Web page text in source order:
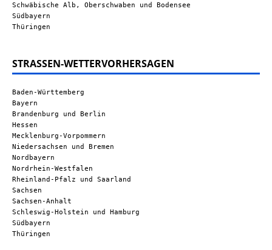
Schwäbische Alb, Oberschwaben und Bodensee
Südbayern
Thüringen
STRASSEN-WETTERVORHERSAGEN
Baden-Württemberg
Bayern
Brandenburg und Berlin
Hessen
Mecklenburg-Vorpommern
Niedersachsen und Bremen
Nordbayern
Nordrhein-Westfalen
Rheinland-Pfalz und Saarland
Sachsen
Sachsen-Anhalt
Schleswig-Holstein und Hamburg
Südbayern
Thüringen